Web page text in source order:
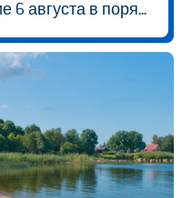
Хаапсалуское отделение 6 августа в порядке исключения будет открыто с 9:00 до 14:30.